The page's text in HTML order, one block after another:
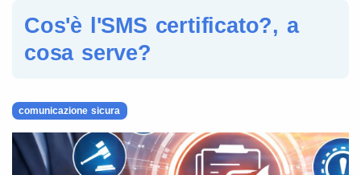
Cos'è l'SMS certificato?, a
cosa serve?
comunicazione sicura